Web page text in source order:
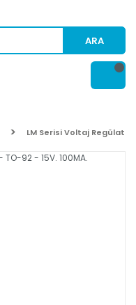
ARA
LM Serisi Voltaj